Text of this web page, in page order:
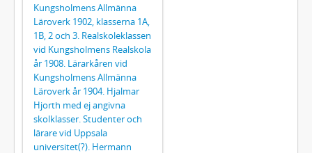
Kungsholmens Allmänna
Läroverk 1902, klasserna 1A,
1B, 2 och 3. Realskoleklassen
vid Kungsholmens Realskola
år 1908. Lärarkåren vid
Kungsholmens Allmänna
Läroverk år 1904. Hjalmar
Hjorth med ej angivna
skolklasser. Studenter och
lärare vid Uppsala
universitet(?). Hermann